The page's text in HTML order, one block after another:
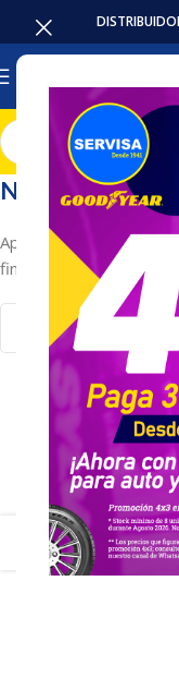
Nothing Found
Apologies, but no
find a related post.